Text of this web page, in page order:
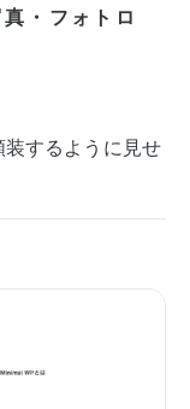
・フォトロ
するように見せ